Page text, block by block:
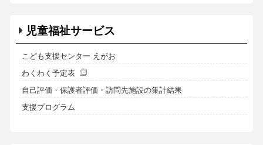
児童福祉サービス
こども支援センター えがお
わくわく予定表
自己評価・保護者評価・訪問先施設の集計結果
支援プログラム